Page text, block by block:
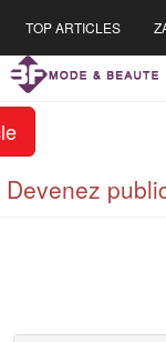
TOP ARTICLES
Devenez